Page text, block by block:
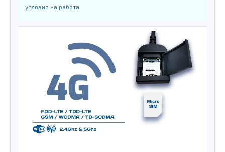
условия на работа.